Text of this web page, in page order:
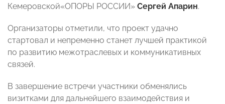
Кемеровской«ОПОРЫ РОССИИ» Сергей Апарин.
Организаторы отметили, что проект удачно
стартовал и непременно станет лучшей практикой
по развитию межотраслевых и коммуникативных
связей.
В завершение встречи участники обменялись
визитками для дальнейшего взаимодействия и